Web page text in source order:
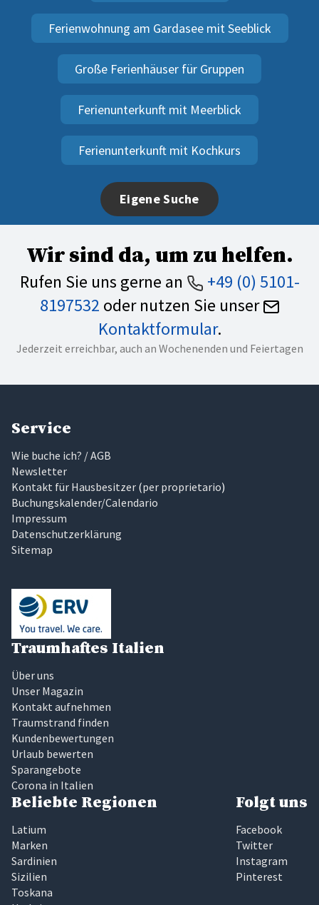
Ferienwohnung am Gardasee mit Seeblick
Große Ferienhäuser für Gruppen
Ferienunterkunft mit Meerblick
Ferienunterkunft mit Kochkurs
Eigene Suche
Wir sind da, um zu helfen.
Rufen Sie uns gerne an
+49 (0) 5101-
8197532 oder nutzen Sie unser
Kontaktformular.
Jederzeit erreichbar, auch an Wochenenden und Feiertagen
Service
Wie buche ich? / AGB
Newsletter
Kontakt für Hausbesitzer (per proprietario)
Buchungskalender/Calendario
Impressum
Datenschutzerklärung
Sitemap
Traumhaftes Italien
Über uns
Unser Magazin
Kontakt aufnehmen
Traumstrand finden
Kundenbewertungen
Urlaub bewerten
Sparangebote
Corona in Italien
Beliebte Regionen
Latium
Marken
Sardinien
Sizilien
Toskana
Folgt uns
Facebook
Twitter
Instagram
Pinterest